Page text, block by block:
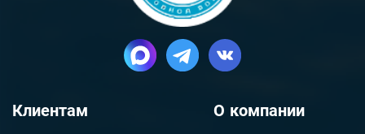
Клиентам
О компании